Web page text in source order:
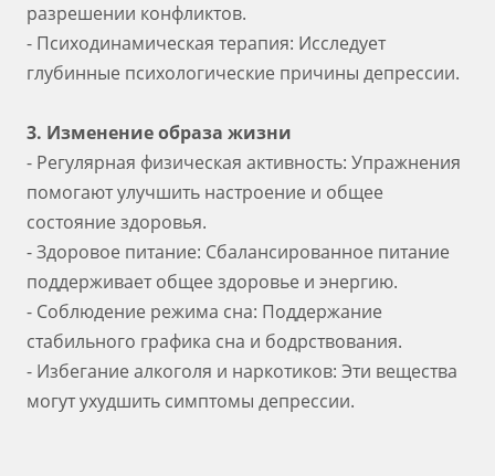
разрешении конфликтов.
- Психодинамическая терапия: Исследует
глубинные психологические причины депрессии.
3. Изменение образа жизни
- Регулярная физическая активность: Упражнения
помогают улучшить настроение и общее
состояние здоровья.
- Здоровое питание: Сбалансированное питание
поддерживает общее здоровье и энергию.
- Соблюдение режима сна: Поддержание
стабильного графика сна и бодрствования.
- Избегание алкоголя и наркотиков: Эти вещества
могут ухудшить симптомы депрессии.